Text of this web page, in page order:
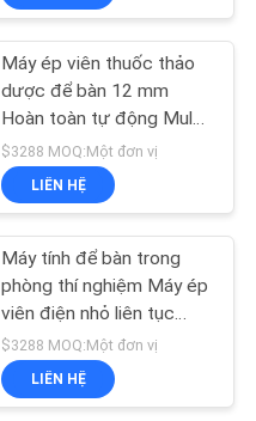
Máy ép viên thuốc thảo
dược để bàn 12 mm
Hoàn toàn tự động Multi
Punch Rotary 1.5KW
$3288 MOQ:Một đơn vị
LIÊN HỆ
Máy tính để bàn trong
phòng thí nghiệm Máy ép
viên điện nhỏ liên tục
một viên thuốc
$3288 MOQ:Một đơn vị
LIÊN HỆ